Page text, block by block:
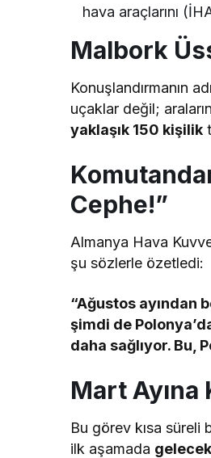
hava araçlarını
Malbork
Konuşlandırmanın
uçaklar değil;
yaklaşık 150 kişilik
Cephe!”
Almanya Hava
şu sözlerle özetledi:
“Ağustos ayından
şimdi de
daha sağlıyor. Bu,
Mart
Bu görev kısa süreli
ilk aşamada